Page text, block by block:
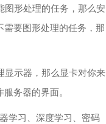
图形处理的任务，那么安
要图形处理的任务，那
显示器，那么显卡对你来
务器的界面。
学习、深度学习、密码